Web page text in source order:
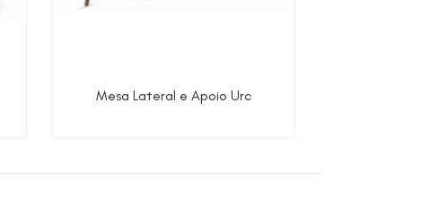
Mesa Lateral e Apoio Urc